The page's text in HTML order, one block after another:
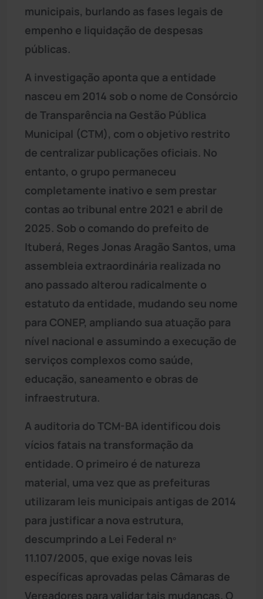
municipais, burlando as fases legais de
empenho e liquidação de despesas
públicas.
A investigação aponta que a entidade
nasceu em 2014 sob o nome de Consórcio
de Transparência na Gestão Pública
Municipal (CTM), com o objetivo restrito
de centralizar publicações oficiais. No
entanto, o grupo permaneceu
completamente inativo e sem prestar
contas ao tribunal entre 2021 e abril de
2025. Sob o comando do prefeito de
Ituberá, Reges Jonas Aragão Santos, uma
assembleia extraordinária realizada no
ano passado alterou radicalmente o
estatuto da entidade, mudando seu nome
para CONEP, ampliando sua atuação para
nível nacional e assumindo a execução de
serviços complexos como saúde,
educação, saneamento e obras de
infraestrutura.
A auditoria do TCM-BA identificou dois
vícios fatais na transformação da
entidade. O primeiro é de natureza
material, uma vez que as prefeituras
utilizaram leis municipais antigas de 2014
para justificar a nova estrutura,
descumprindo a Lei Federal nº
11.107/2005, que exige novas leis
específicas aprovadas pelas Câmaras de
Vereadores para validar tais mudanças. O